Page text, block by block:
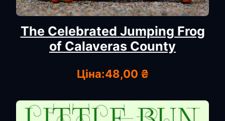
The Celebrated Jumping Frog
of Calaveras County
Ціна:48,00 ₴